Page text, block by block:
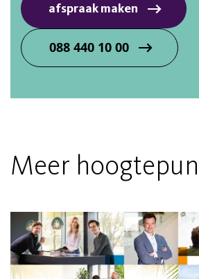
afspraak maken
088 440 10 00
Meer